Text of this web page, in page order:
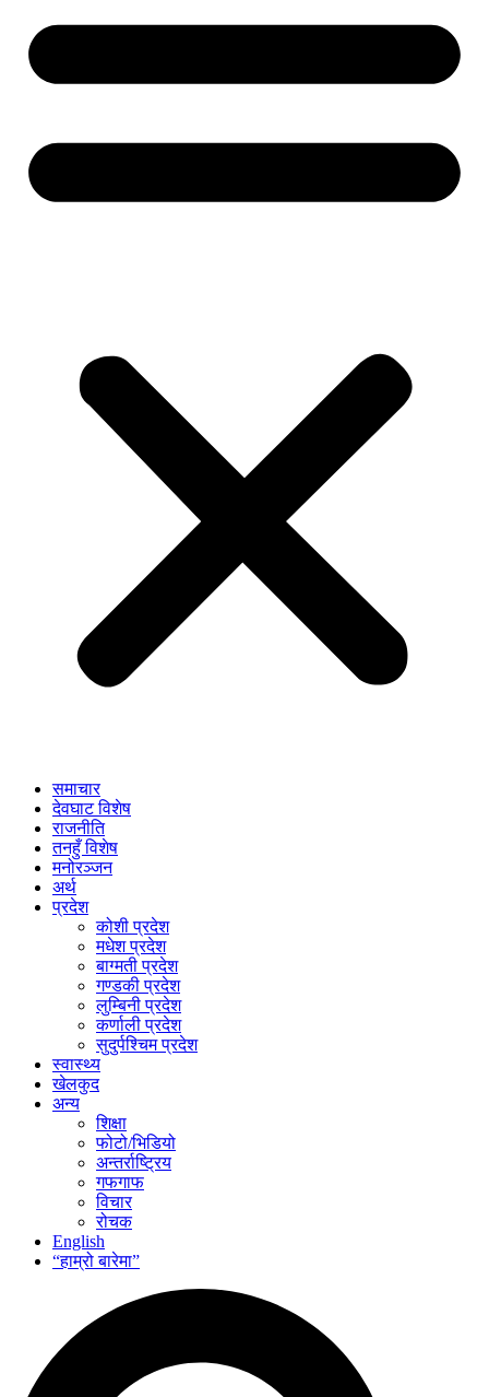
समाचार
देवघाट विशेष
राजनीति
तनहुँ विशेष
मनोरञ्जन
अर्थ
प्रदेश
कोशी प्रदेश
मधेश प्रदेश
बाग्मती प्रदेश
गण्डकी प्रदेश
लुम्बिनी प्रदेश
कर्णाली प्रदेश
सुदुर्पश्चिम प्रदेश
स्वास्थ्य
खेलकुद
अन्य
शिक्षा
फोटो/भिडियो
अन्तर्राष्ट्रिय
गफगाफ
विचार
रोचक
English
“हाम्रो बारेमा”